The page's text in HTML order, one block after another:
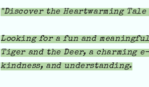
"Discover the Heartwarming
Looking for a fun and
Tiger and the Deer, a charming
kindness, and understanding.